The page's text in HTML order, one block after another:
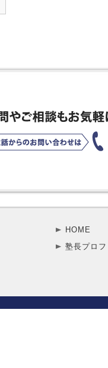
HOME
塾長プロ